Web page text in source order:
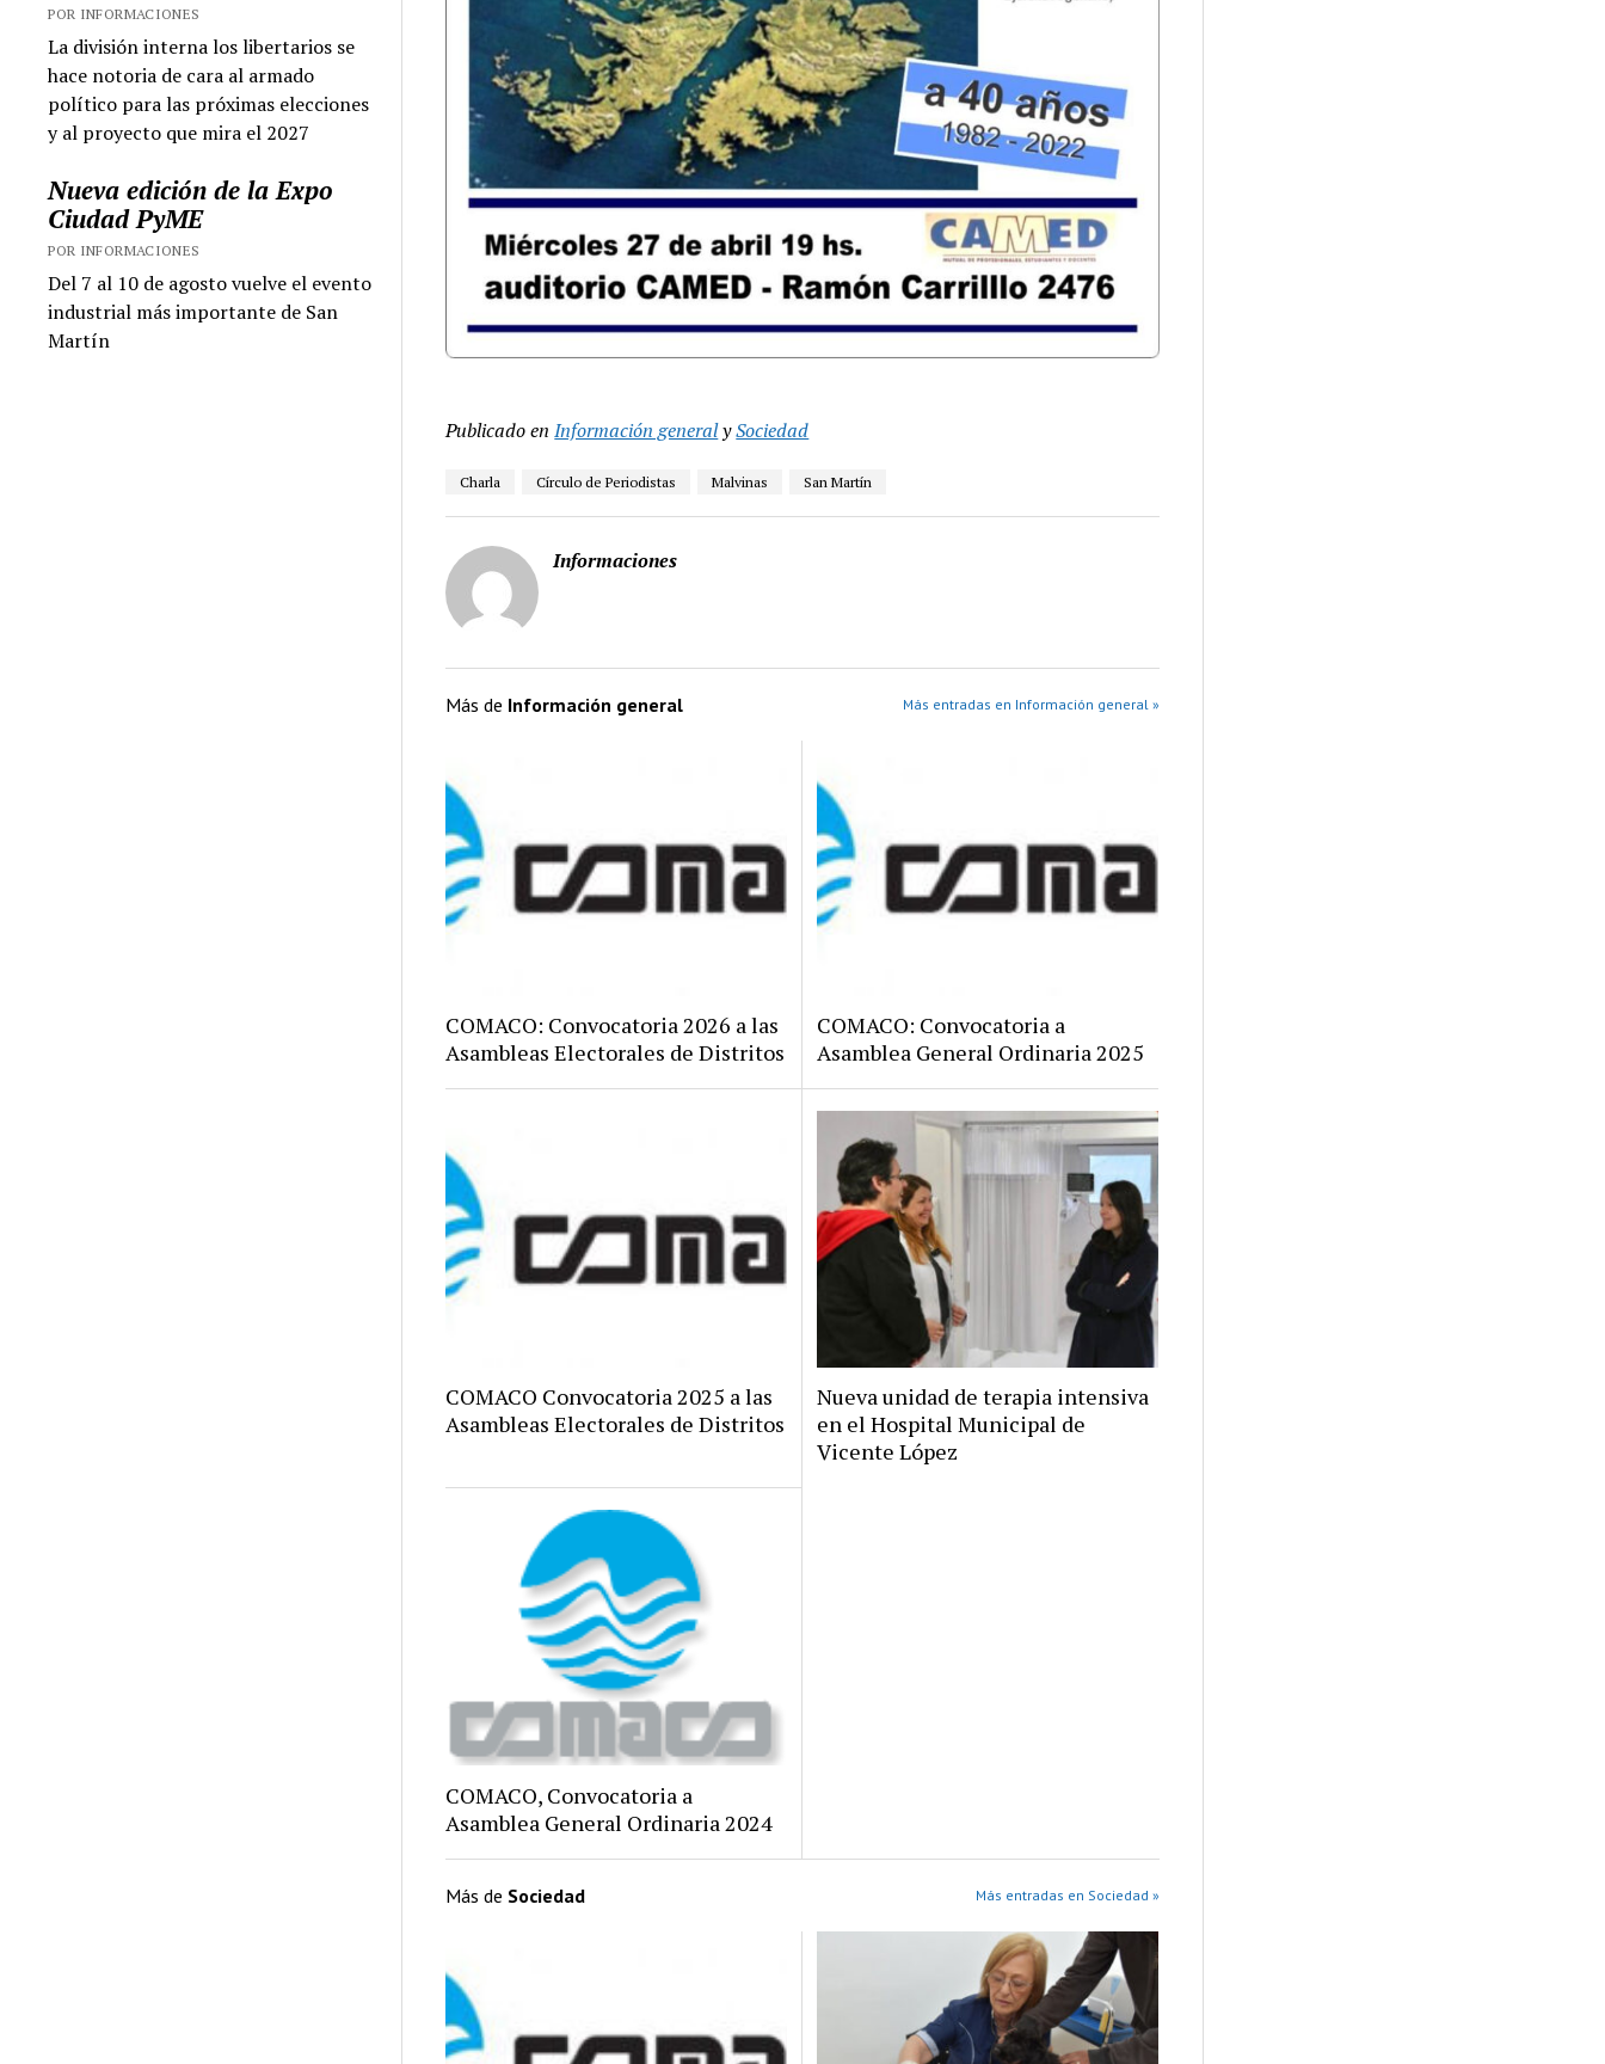
POR INFORMACIONES
La división interna los libertarios se
hace notoria de cara al armado
político para las próximas elecciones
y al proyecto que mira el 2027
Nueva edición de la Expo
Ciudad PyME
POR INFORMACIONES
Del 7 al 10 de agosto vuelve el evento
industrial más importante de San
Martín
Publicado en Información generalySociedad
Charla Círculo de Periodistas Malvinas San Martín
Informaciones
Más de Información general Más entradas en Información general »
COMACO: Convocatoria 2026 a las
Asambleas Electorales de Distritos
COMACO: Convocatoria a
Asamblea General Ordinaria 2025
COMACO Convocatoria 2025 a las
Asambleas Electorales de Distritos
Nueva unidad de terapia intensiva
en el Hospital Municipal de
Vicente López
COMACO, Convocatoria a
Asamblea General Ordinaria 2024
Más de Sociedad Más entradas en Sociedad »